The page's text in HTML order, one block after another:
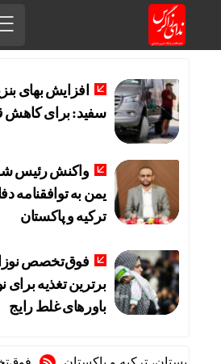
افزایش بهای
سفید: برای کاهش
واکنش رئیس
یمن به توافقنامه
ترکیه و پاکستان
فوق‌تخصص
برترین تغذیه برای
باورهای غلط رایج